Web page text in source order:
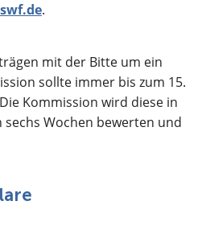
.
mit der Bitte um ein
sollte immer bis zum 15.
Kommission wird diese in
Wochen bewerten und